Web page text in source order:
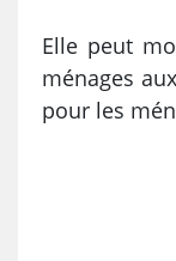
Elle peut
ménages
pour les